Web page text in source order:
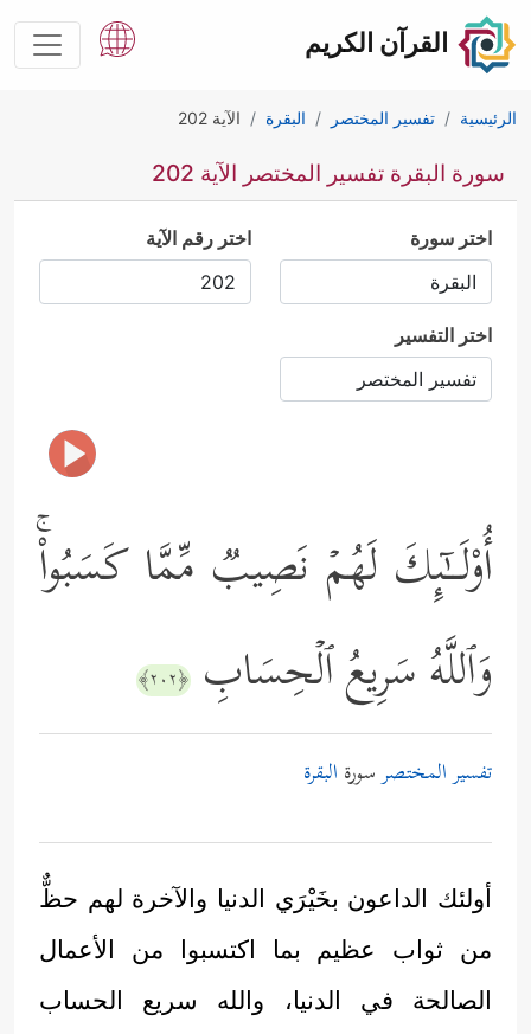
القرآن الكريم
الرئيسية تفسير المختصر البقرة الآية 202
سورة البقرة تفسير المختصر الآية 202
اختر سورة اختر رقم الآية
اختر التفسير
أُوْلَــٰۤىِٕكَ لَهُمۡ نَصِیبࣱ مِّمَّا كَسَبُواْۚ
وَٱللَّهُ سَرِیعُ ٱلۡحِسَابِ ﴿٢٠٢﴾
تفسير المختصرسورة البقرة
أولئك الداعون بخَيْرَي الدنيا والآخرة لهم حظٌّ
من ثواب عظيم بما اكتسبوا من الأعمال
الصالحة في الدنيا، والله سريع الحساب